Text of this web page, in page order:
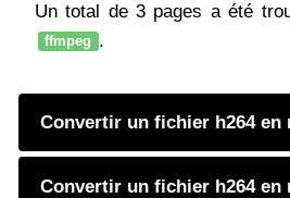
Un total de 3 pages a été
ffmpeg .
Convertir un fichier h264 en
Convertir un fichier h264 en